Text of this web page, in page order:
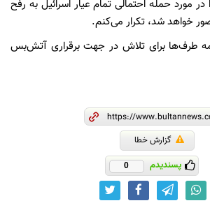
مورد حمله احتمالی تمام عیار اسرائیل به رفح
خواهد شد، تکرار می‌کنم.
طرف‌ها برای تلاش در جهت برقراری آتش‌بس
گزارش خطا
پسندیدم 0